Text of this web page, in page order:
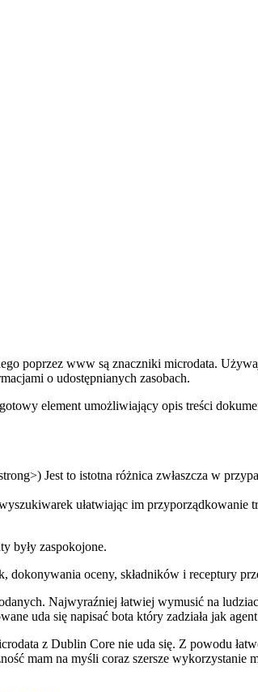
poprzez www są znaczniki microdata.
o udostępnianych zasobach.
element umożliwiający opis treści
Jest to istotna różnica zwłaszcza w
ułatwiając im przyporządkowanie
były zaspokojone.
oceny, składników i receptury
Najwyraźniej łatwiej wymusić na
uda się napisać bota który zadziała jak
z Dublin Core nie uda się. Z powodu
mam na myśli coraz szersze wykorzystanie